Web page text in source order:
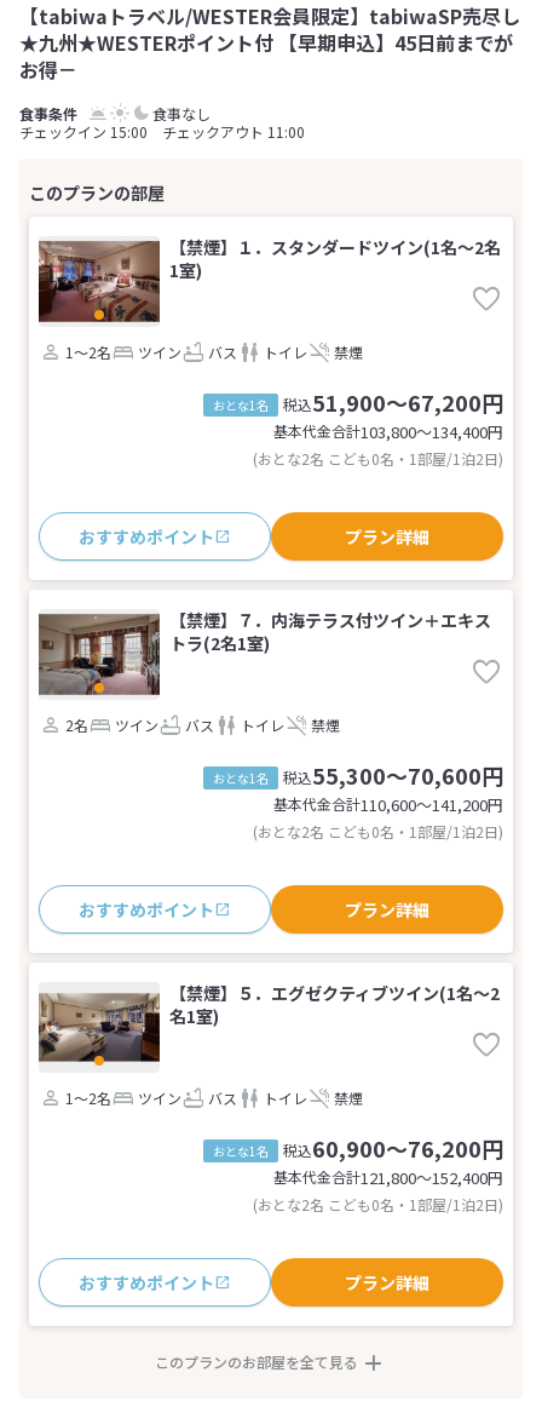
【tabiwaトラベル/WESTER会員限定】tabiwaSP売尽し
★九州★WESTERポイント付 【早期申込】45日前までが
お得－
食事なし
チェックイン 15:00 チェックアウト 11:00
【禁煙】１．スタンダードツイン(1名～2名
1室)
1～2名 ツイン バス トイレ 禁煙
おとな1名 税込51,900～67,200円
基本代金合計103,800〜134,400円
(おとな2名 こども0名・1部屋/1泊2日)
おすすめポイント プラン詳細
【禁煙】７．内海テラス付ツイン＋エキス
トラ(2名1室)
2名 ツイン バス トイレ 禁煙
おとな1名 税込55,300～70,600円
基本代金合計110,600〜141,200円
(おとな2名 こども0名・1部屋/1泊2日)
おすすめポイント プラン詳細
【禁煙】５．エグゼクティブツイン(1名～2
名1室)
1～2名 ツイン バス トイレ 禁煙
おとな1名 税込60,900～76,200円
基本代金合計121,800〜152,400円
(おとな2名 こども0名・1部屋/1泊2日)
おすすめポイント プラン詳細
このプランのお部屋を全て見る